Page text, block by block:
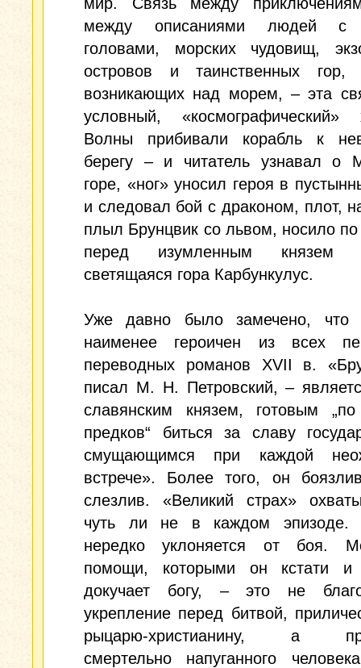
между описаниями людей с
головами, морских чудовищ,
островов и таинственных гор,
возникающих над морем, – эта
условный, «космографический»
Волны прибивали корабль к
берегу – и читатель узнавал о
горе, «ног» уносил героя в
и следовал бой с драконом, плот,
плыл Брунцвик со львом, носило
перед изумленным князем
светящаяся гора Карбункулус.
Уже давно было замечено, что
наименее героичен из всех
переводных романов XVII в.
писал М. Н. Петровский, –
славянским князем, готовым
предков“ биться за славу
смущающимся при каждой
встрече». Более того, он
слезлив. «Великий страх»
чуть ли не в каждом эпизоде.
нередко уклоняется от боя.
помощи, которыми он кстати и
докучает богу, – это не
укрепление перед битвой,
рыцарю-христианину, а
смертельно напуганного